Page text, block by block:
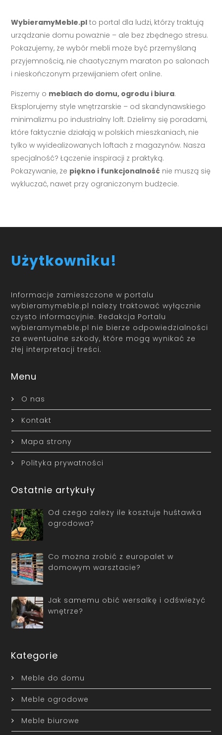
WybieramyMeble.pl to portal dla ludzi, którzy traktują
urządzanie domu poważnie – ale bez zbędnego stresu.
Pokazujemy, że wybór mebli może być przemyślaną
przyjemnością, nie chaotycznym maraton po salonach
i nieskończonym przewijaniem ofert online.
Piszemy o meblach do domu, ogrodu i biura.
Eksplorujemy style wnętrzarskie – od skandynawskiego
minimalizmu po industrialny loft. Dzielimy się poradami,
które faktycznie działają w polskich mieszkaniach, nie
tylko w wyidealizowanych loftach z magazynów. Nasza
specjalność? Łączenie inspiracji z praktyką.
Pokazywanie, że piękno i funkcjonalność nie muszą się
wykluczać, nawet przy ograniczonym budżecie.
Użytkowniku!
Informacje zamieszczone w portalu
wybieramymeble.pl należy traktować wyłącznie
czysto informacyjnie. Redakcja Portalu
wybieramymeble.pl nie bierze odpowiedzialności
za ewentualne szkody, które mogą wynikać ze
złej interpretacji treści.
Menu
O nas
Kontakt
Mapa strony
Polityka prywatności
Ostatnie artykuły
Od czego zależy ile kosztuje huśtawka
ogrodowa?
Co można zrobić z europalet w
domowym warsztacie?
Jak samemu obić wersalkę i odświeżyć
wnętrze?
Kategorie
Meble do domu
Meble ogrodowe
Meble biurowe